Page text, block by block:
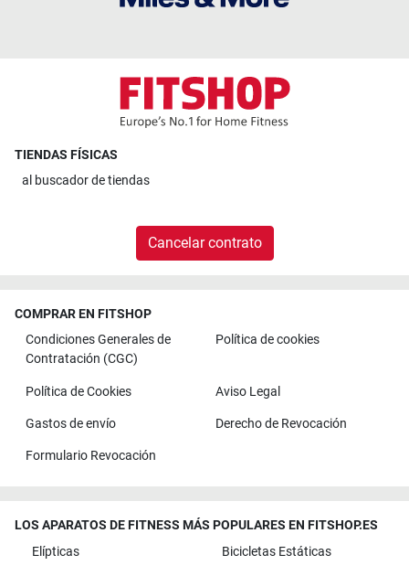
TIENDAS FÍSICAS
al buscador de tiendas
Cancelar contrato
COMPRAR EN FITSHOP
Condiciones Generales de
Contratación (CGC)
Política de cookies
Política de Cookies Aviso Legal
Gastos de envío Derecho de Revocación
Formulario Revocación
LOS APARATOS DE FITNESS MÁS POPULARES EN FITSHOP.ES
Elípticas
Bicicletas Estáticas